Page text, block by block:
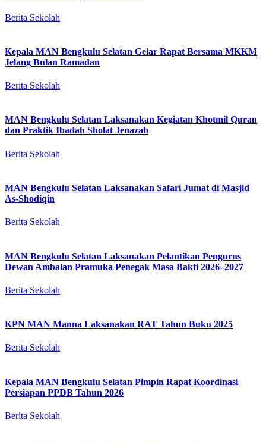
Berita Sekolah
Kepala MAN Bengkulu Selatan Gelar Rapat Bersama MKKM
Jelang Bulan Ramadan
Berita Sekolah
MAN Bengkulu Selatan Laksanakan Kegiatan Khotmil Quran
dan Praktik Ibadah Sholat Jenazah
Berita Sekolah
MAN Bengkulu Selatan Laksanakan Safari Jumat di Masjid
As-Shodiqin
Berita Sekolah
MAN Bengkulu Selatan Laksanakan Pelantikan Pengurus
Dewan Ambalan Pramuka Penegak Masa Bakti 2026–2027
Berita Sekolah
KPN MAN Manna Laksanakan RAT Tahun Buku 2025
Berita Sekolah
Kepala MAN Bengkulu Selatan Pimpin Rapat Koordinasi
Persiapan PPDB Tahun 2026
Berita Sekolah